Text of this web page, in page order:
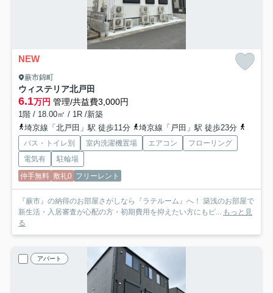
NEW
蕨市錦町
ウィステリア北戸田
6.1万円 管理/共益費3,000円
1階 / 18.00㎡ / 1R /新築
埼京線「北戸田」駅 徒歩11分
埼京線「戸田」駅 徒歩23分
バス・トイレ別 室内洗濯機置場 エアコン
フローリング
電気有
駐輪場
仲手無料 敷礼0 フリーレント
『蕨市』の納得のお部屋さがしなら『ラテルーム』へ！ 築浅のお部屋で
新生活・入居審査が心配の方・初期費用を抑えたい方にもピ... もっと見
る
アパート